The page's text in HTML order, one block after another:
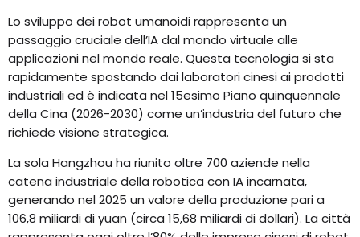
Lo sviluppo dei robot umanoidi rappresenta un
passaggio cruciale dell’IA dal mondo virtuale alle
applicazioni nel mondo reale. Questa tecnologia si sta
rapidamente spostando dai laboratori cinesi ai prodotti
industriali ed è indicata nel 15esimo Piano quinquennale
della Cina (2026-2030) come un’industria del futuro che
richiede visione strategica.
La sola Hangzhou ha riunito oltre 700 aziende nella
catena industriale della robotica con IA incarnata,
generando nel 2025 un valore della produzione pari a
106,8 miliardi di yuan (circa 15,68 miliardi di dollari). La città